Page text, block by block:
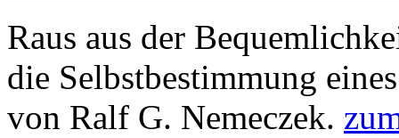
Raus aus der
die Selbstbestimmung
von Ralf G. Nemeczek.